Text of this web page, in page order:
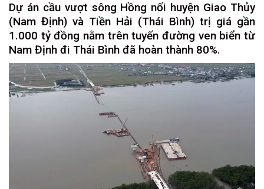
Dự án cầu vượt sông Hồng nối huyện Giao Thủy
(Nam Định) và Tiền Hải (Thái Bình) trị giá gần
1.000 tỷ đồng nằm trên tuyến đường ven biển từ
Nam Định đi Thái Bình đã hoàn thành 80%.